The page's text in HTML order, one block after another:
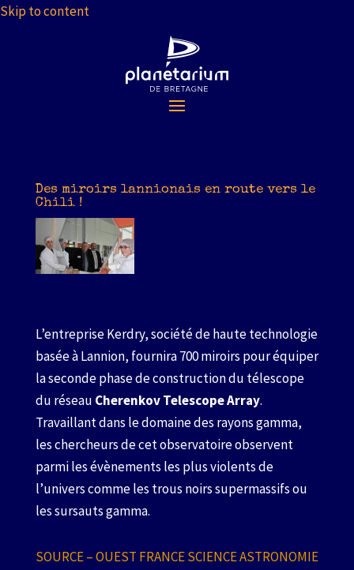
Skip to content
Des miroirs lannionais en route vers le
Chili !
L’entreprise Kerdry, société de haute technologie
basée à Lannion, fournira 700 miroirs pour équiper
la seconde phase de construction du télescope
du réseau Cherenkov Telescope Array.
Travaillant dans le domaine des rayons gamma,
les chercheurs de cet observatoire observent
parmi les évènements les plus violents de
l’univers comme les trous noirs supermassifs ou
les sursauts gamma.
SOURCE – OUEST FRANCE SCIENCE ASTRONOMIE